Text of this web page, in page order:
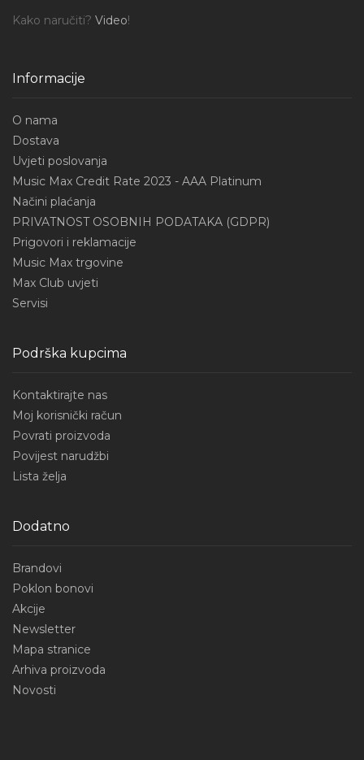
Kako naručiti? Video!
Informacije
O nama
Dostava
Uvjeti poslovanja
Music Max Credit Rate 2023 - AAA Platinum
Načini plaćanja
PRIVATNOST OSOBNIH PODATAKA (GDPR)
Prigovori i reklamacije
Music Max trgovine
Max Club uvjeti
Servisi
Podrška kupcima
Kontaktirajte nas
Moj korisnički račun
Povrati proizvoda
Povijest narudžbi
Lista želja
Dodatno
Brandovi
Poklon bonovi
Akcije
Newsletter
Mapa stranice
Arhiva proizvoda
Novosti